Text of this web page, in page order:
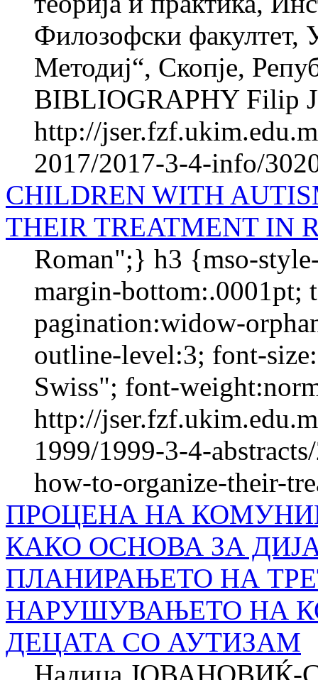
Филозофски факултет,
Методиј“, Скопје,
BIBLIOGRAPHY Filip
http://
2017/2017-3-4-info/
CHILDREN WITH
THEIR TREATMENT IN
Roman";} h3 {mso-
margin-bottom:.0001pt;
pagination:widow-
outline-level:3; font-
Swiss"; font-
http://
1999/1999-3-4-
how-to-organize-their-
ПРОЦЕНА НА
КАКО ОСНОВА ЗА
ПЛАНИРАЊЕТО НА
НАРУШУВАЊЕТО НА
ДЕЦАТА СО АУТИЗАМ
Надица